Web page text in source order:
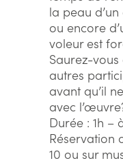
la peau
ou encore
voleur est
Saurez-
autres
avant qu’il
avec
Durée : 1h –
Réservation
10 ou sur